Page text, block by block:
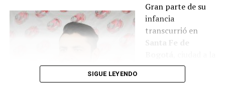
Gran parte de su
infancia
transcurrió en
Santa Fe de
que llegó a los 4
años de edad para
SIGUE LEYENDO